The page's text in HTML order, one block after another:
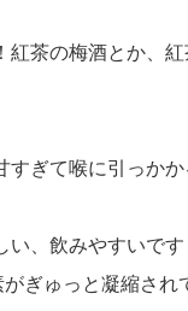
茶の梅酒とか、
ぎて喉に引っか
、飲みやすいです
ぎゅっと凝縮さ